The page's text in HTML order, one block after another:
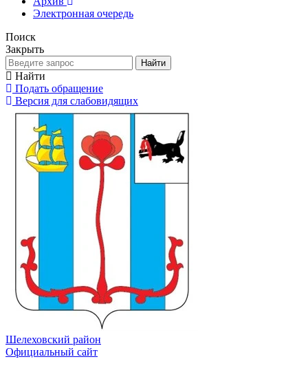
Электронная очередь
Поиск
Закрыть
Найти
Найти
Подать обращение
Версия для слабовидящих
Шелеховский район
Официальный сайт